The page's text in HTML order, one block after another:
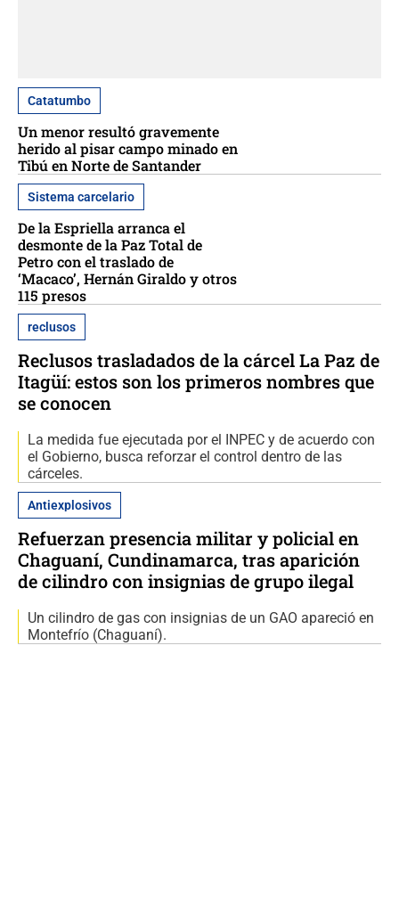
Catatumbo
Un menor resultó gravemente
herido al pisar campo minado en
Tibú en Norte de Santander
Sistema carcelario
De la Espriella arranca el
desmonte de la Paz Total de
Petro con el traslado de
‘Macaco’, Hernán Giraldo y otros
115 presos
reclusos
Reclusos trasladados de la cárcel La Paz de
Itagüí: estos son los primeros nombres que
se conocen
La medida fue ejecutada por el INPEC y de acuerdo con
el Gobierno, busca reforzar el control dentro de las
cárceles.
Antiexplosivos
Refuerzan presencia militar y policial en
Chaguaní, Cundinamarca, tras aparición
de cilindro con insignias de grupo ilegal
Un cilindro de gas con insignias de un GAO apareció en
Montefrío (Chaguaní).